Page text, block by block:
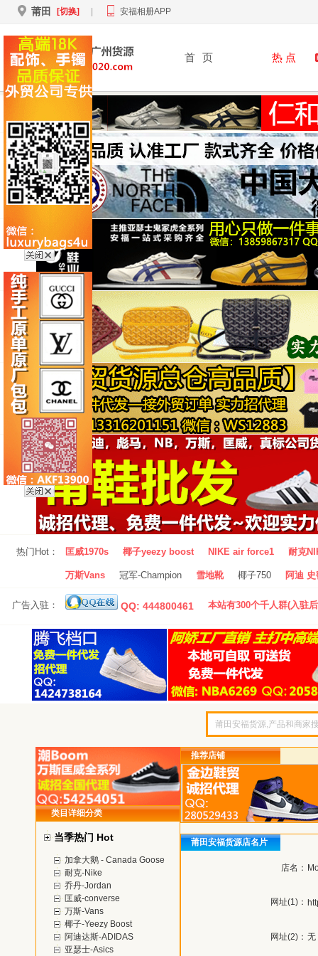
莆田 [切换] 安福相册APP
首 页 热 点
热门Hot： 匡威1970s 椰子yeezy boost NIKE air force1 耐克
万斯Vans 冠军-Champion 雪地靴 椰子750 阿迪
广告入驻： QQ: 444800461 本站有300个千人群(入驻
类目详细分类
当季热门 Hot
加拿大鹅 - Canada Goose
耐克-Nike
乔丹-Jordan
匡威-converse
万斯-Vans
椰子-Yeezy Boost
阿迪达斯-ADIDAS
亚瑟士-Asics
推荐店铺
莆田安福货源店名片
店名：
网址(1)：
网址(2)： 无